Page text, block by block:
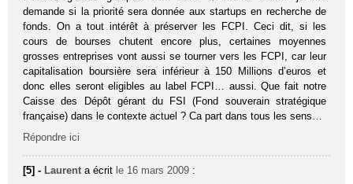
demande si la priorité sera donnée aux startups en recherche de
fonds. On a tout intérêt à préserver les FCPI. Ceci dit, si les
cours de bourses chutent encore plus, certaines moyennes
grosses entreprises vont aussi se tourner vers les FCPI, car leur
capitalisation boursière sera inférieur à 150 Millions d’euros et
donc elles seront eligibles au label FCPI… aussi. Que fait notre
Caisse des Dépôt gérant du FSI (Fond souverain stratégique
française) dans le contexte actuel ? Ca part dans tous les sens…
Répondre ici
[5] - Laurent a écrit le 16 mars 2009 :